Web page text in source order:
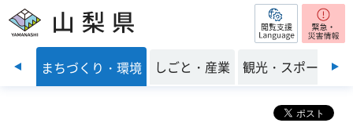
山梨県 閲覧支援
祉 まちづくり・環境 しごと・産業 観光・スポーツ